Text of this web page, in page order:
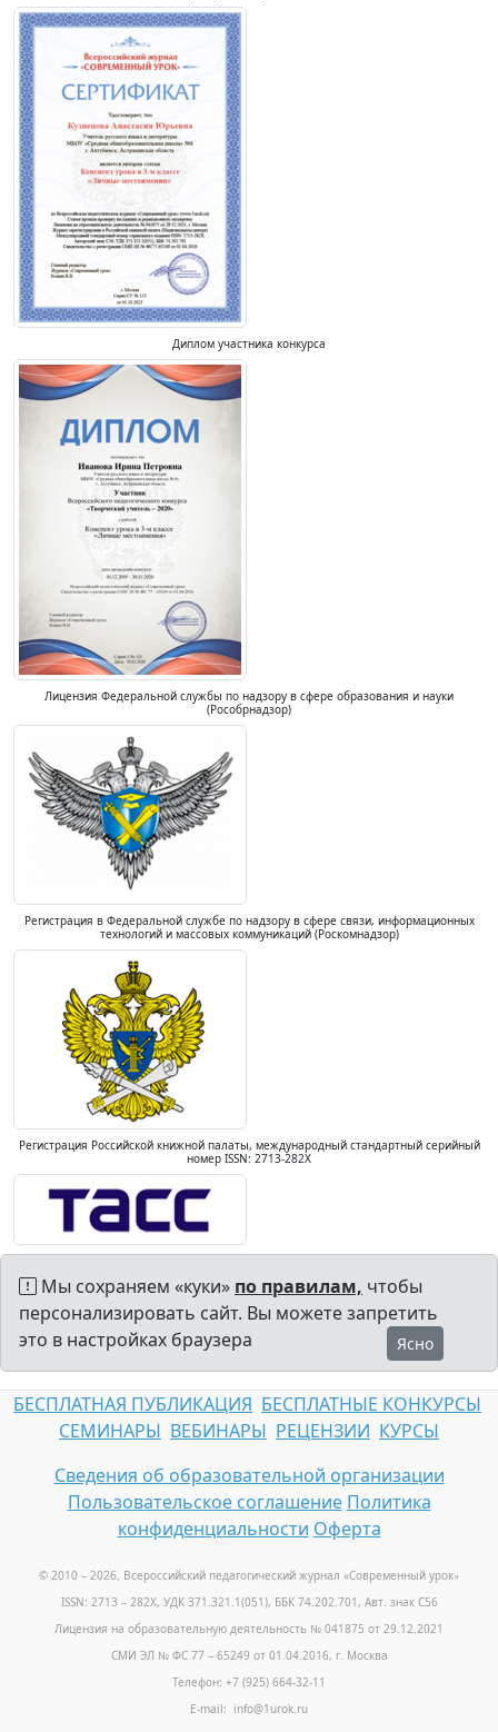
Диплом участника конкурса
Лицензия Федеральной службы по надзору в сфере образования и науки
(Рособрнадзор)
Регистрация в Федеральной службе по надзору в сфере связи, информационных
технологий и массовых коммуникаций (Роскомнадзор)
Регистрация Российской книжной палаты, международный стандартный серийный
номер ISSN: 2713-282X
Мы сохраняем «куки» по правилам, чтобы
персонализировать сайт. Вы можете запретить
это в настройках браузера
Ясно
БЕСПЛАТНАЯ ПУБЛИКАЦИЯ БЕСПЛАТНЫЕ КОНКУРСЫ
СЕМИНАРЫ ВЕБИНАРЫ РЕЦЕНЗИИ КУРСЫ
Сведения об образовательной организации
Пользовательское соглашение Политика
конфиденциальности Оферта
© 2010 – 2026, Всероссийский педагогический журнал «Современный урок»
ISSN: 2713 – 282X, УДК 371.321.1(051), ББК 74.202.701, Авт. знак С56
Лицензия на образовательную деятельность № 041875 от 29.12.2021
СМИ ЭЛ № ФС 77 – 65249 от 01.04.2016, г. Москва
Телефон: +7 (925) 664-32-11
E-mail: info@1urok.ru